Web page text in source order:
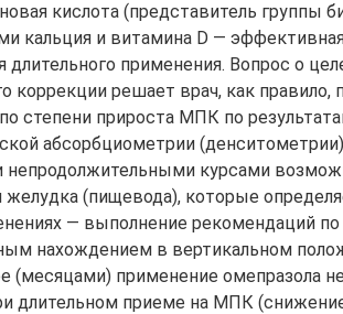
кислота (представитель группы
кальция и витамина D —
длительного применения. Вопрос о
коррекции решает врач, как
степени прироста МПК по
абсорбциометрии
непродолжительными курсами
желудка (пищевода), которые
— выполнение рекомендаций
нахождением в вертикальном
(месяцами) применение омепразола
длительном приеме на МПК